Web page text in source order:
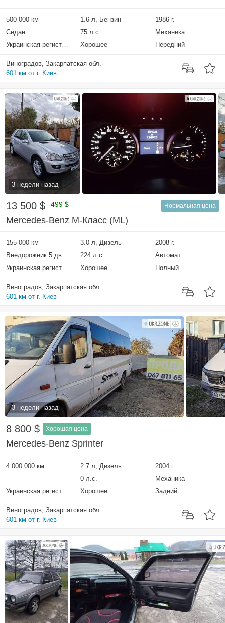
500 000 км 1.6 л, Бензин
1986 г.
Седан
75 л.с.
Механика
Украинская регистрация
Хорошее Передний
Виноградов, Закарпатская обл.
601 км от г. Киев
3 недели назад
13 500 $ -499 $ Нормальная цена
Mercedes-Benz M-Класс (ML)
155 000 км 3.0 л, Дизель
2008 г.
Внедорожник 5 дверей
224 л.с.
Автомат
Украинская регистрация
Хорошее Полный
Виноградов, Закарпатская обл.
601 км от г. Киев
3 недели назад
8 800 $ Хорошая цена
Mercedes-Benz Sprinter
4 000 000 км 2.7 л, Дизель
2004 г.
0 л.с.
Механика
Украинская регистрация
Хорошее Задний
Виноградов, Закарпатская обл.
601 км от г. Киев